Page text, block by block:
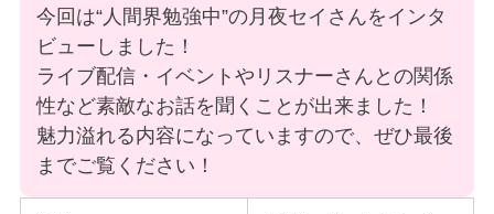
今回は“人間界勉強中”の月夜セイさんをインタ
ビューしました！
ライブ配信・イベントやリスナーさんとの関係
性など素敵なお話を聞くことが出来ました！
魅力溢れる内容になっていますので、ぜひ最後
までご覧ください！